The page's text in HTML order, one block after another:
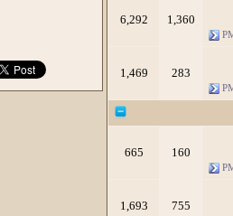
1,360
6,292
283
1,469
160
665
755
1,693